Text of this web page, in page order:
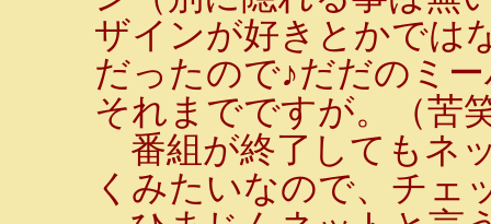
ザインが好きとかでは
だったので♪だだのミ
それまでですが。（苦
番組が終了してもネ
くみたいなので、チェ